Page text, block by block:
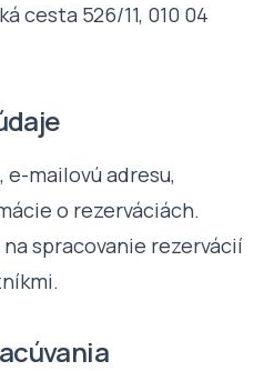
cesta 526/11, 010 04
mailovú adresu,
o rezerváciách.
spracovanie rezervácií